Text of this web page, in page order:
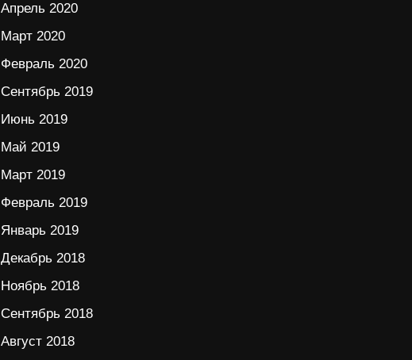
Апрель 2020
Март 2020
Февраль 2020
Сентябрь 2019
Июнь 2019
Май 2019
Март 2019
Февраль 2019
Январь 2019
Декабрь 2018
Ноябрь 2018
Сентябрь 2018
Август 2018